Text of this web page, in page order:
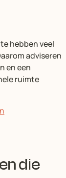
hebben veel
adviseren
en een
ruimte
die